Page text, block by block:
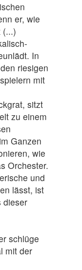
er, wie
(...)
In
riesigen
mit
sitzt
zu einem
Ganzen
wie
Orchester.
und
lässt, ist
dieser
schlüge
mit der